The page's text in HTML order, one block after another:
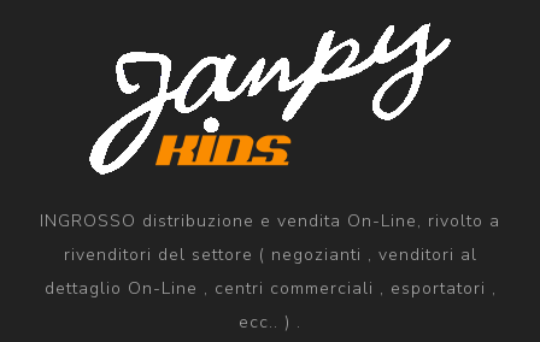
INGROSSO distribuzione e vendita On-Line, rivolto a
rivenditori del settore ( negozianti , venditori al
dettaglio On-Line , centri commerciali , esportatori ,
ecc.. ) .